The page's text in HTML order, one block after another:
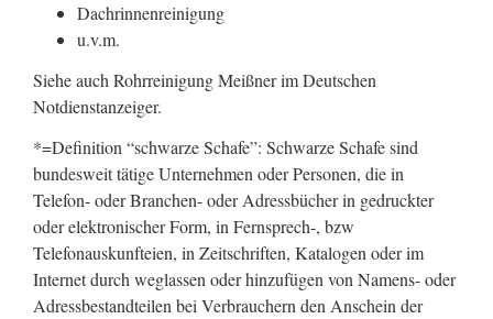
Dachrinnenreinigung
u.v.m.
Siehe auch Rohrreinigung Meißner im Deutschen
Notdienstanzeiger.
*=Definition “schwarze Schafe”: Schwarze Schafe sind
bundesweit tätige Unternehmen oder Personen, die in
Telefon- oder Branchen- oder Adressbücher in gedruckter
oder elektronischer Form, in Fernsprech-, bzw
Telefonauskunfteien, in Zeitschriften, Katalogen oder im
Internet durch weglassen oder hinzufügen von Namens- oder
Adressbestandteilen bei Verbrauchern den Anschein der